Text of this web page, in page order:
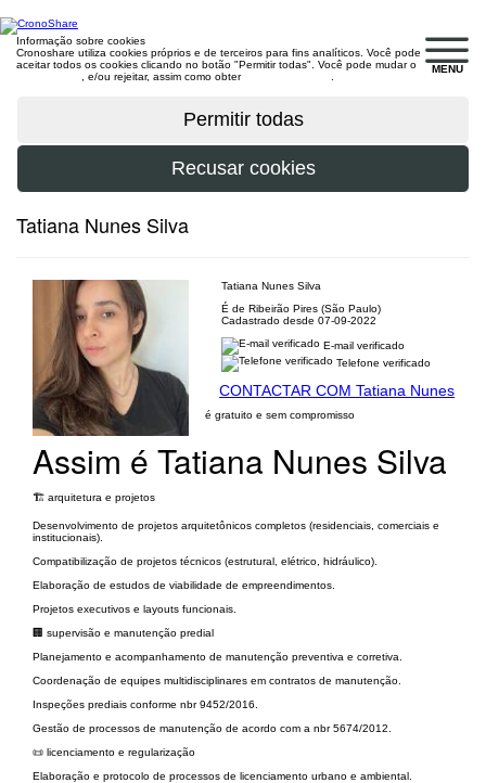
MENU
Informação sobre cookies
Cronoshare utiliza cookies próprios e de terceiros para fins analíticos. Você pode
aceitar todos os cookies clicando no botão "Permitir todas". Você pode mudar o
, e/ou rejeitar, assim como obter
Tatiana Nunes Silva
Tatiana Nunes Silva
É de Ribeirão Pires (São Paulo)
Cadastrado desde 07-09-2022
E-mail verificado
Telefone verificado
CONTACTAR COM Tatiana Nunes
é gratuito e sem compromisso
Assim é Tatiana Nunes Silva
🏗️ arquitetura e projetos
Desenvolvimento de projetos arquitetônicos completos (residenciais, comerciais e
institucionais).
Compatibilização de projetos técnicos (estrutural, elétrico, hidráulico).
Elaboração de estudos de viabilidade de empreendimentos.
Projetos executivos e layouts funcionais.
🏢 supervisão e manutenção predial
Planejamento e acompanhamento de manutenção preventiva e corretiva.
Coordenação de equipes multidisciplinares em contratos de manutenção.
Inspeções prediais conforme nbr 9452/2016.
Gestão de processos de manutenção de acordo com a nbr 5674/2012.
📜 licenciamento e regularização
Elaboração e protocolo de processos de licenciamento urbano e ambiental.